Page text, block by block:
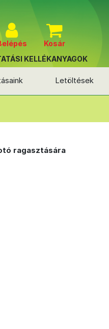
Kosár
KELLÉKANYAGOK
Letöltések
ragasztására